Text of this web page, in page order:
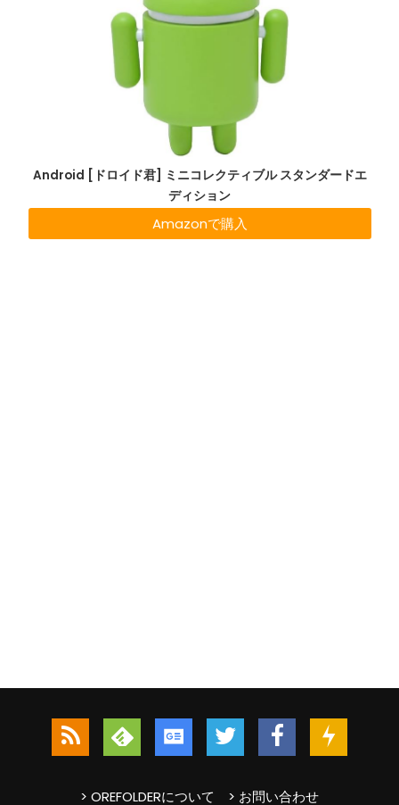
Android [ドロイド君] ミニコレクティブル スタンダードエ
ディション
Amazonで購入
> OREFOLDERについて > お問い合わせ